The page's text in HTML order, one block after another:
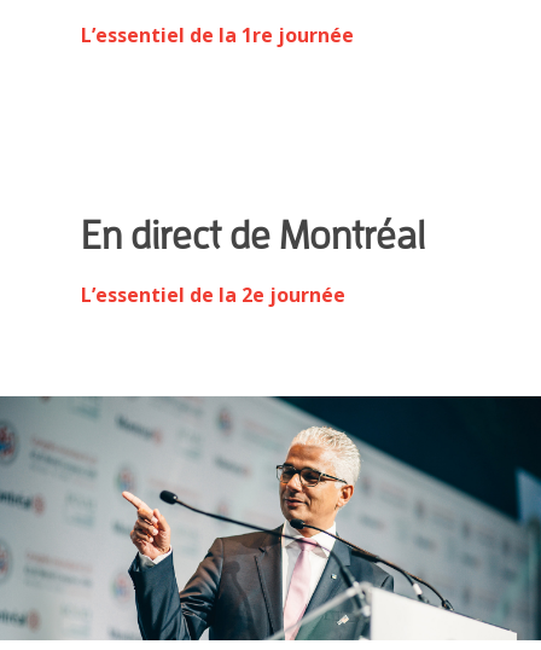
L’essentiel de la 1re journée
En direct de Montréal
L’essentiel de la 2e journée